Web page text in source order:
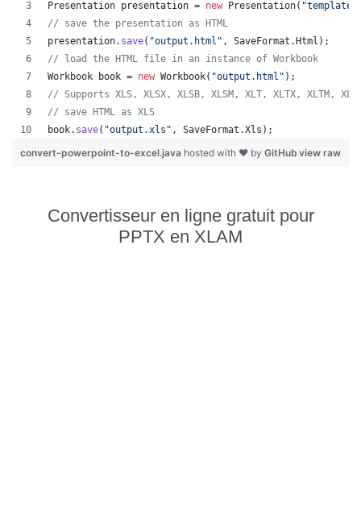
Presentation presentation = new Presentation(
// save the presentation as HTML
presentation. save( "output.html" , SaveFormat . Html );
// load the HTML file in an instance of Workbook
Workbook
book = new Workbook( "output.html" );
// Supports XLS, XLSX, XLSB, XLSM, XLT, XLTX, XLTM,
// save HTML as XLS
book. save( "output.xls" , SaveFormat .Xls );
view raw
convert-powerpoint-to-excel.java hosted with ❤ by GitHub
Convertisseur en ligne gratuit pour
PPTX en XLAM